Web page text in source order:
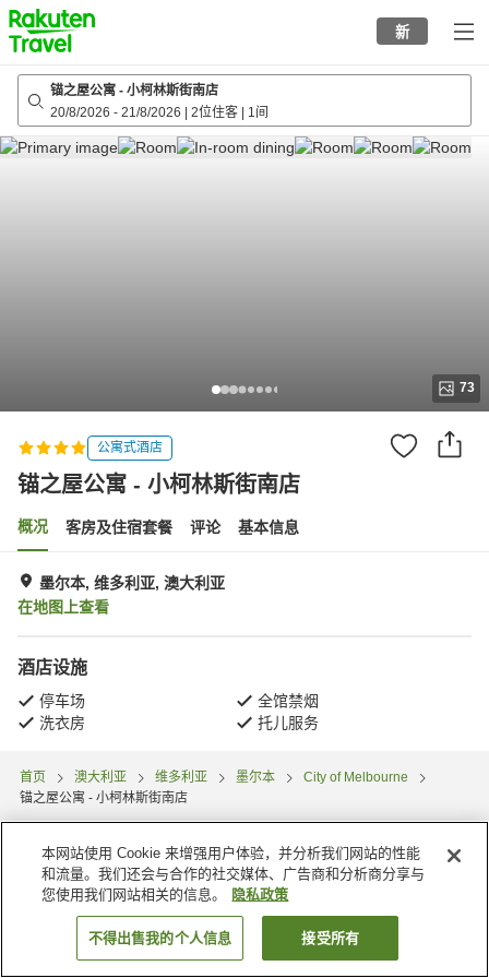
to
top
page
新
锚之屋公寓 - 小柯林斯街南店
20/8/2026 - 21/8/2026 2位住客 1间
73
公寓式酒店
锚之屋公寓 - 小柯林斯街南店
概况 客房及住宿套餐 评论 基本信息
墨尔本, 维多利亚, 澳大利亚
在地图上查看
酒店设施
停车场
全馆禁烟
洗衣房
托儿服务
首页 澳大利亚 维多利亚 墨尔本
City of Melbourne
锚之屋公寓 - 小柯林斯街南店
搜索客房
本网站使用 Cookie 来增强用户体验，并分析我们网站的性能
和流量。我们还会与合作的社交媒体、广告商和分析商分享与
您使用我们网站相关的信息。
隐私政策
不得出售我的个人信息 接受所有